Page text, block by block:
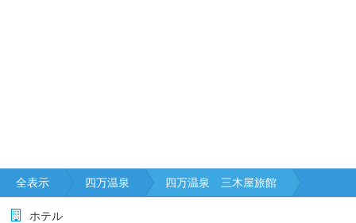
全表示 四万温泉 四万温泉 三木屋旅館
ホテル